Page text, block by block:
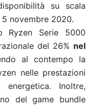
su scala
novembre 2020.
Ryzen Serie 5000
del 26% nel
al contempo la
nelle prestazioni
Inoltre,
del game bundle